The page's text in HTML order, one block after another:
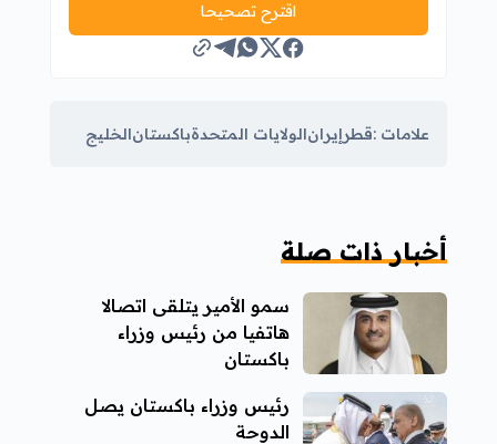
اقترح تصحيحا
علامات :قطرإيرانالولايات المتحدةباكستانالخليج
أخبار ذات صلة
سمو الأمير يتلقى اتصالا
هاتفيا من رئيس وزراء
باكستان
رئيس وزراء باكستان يصل
الدوحة